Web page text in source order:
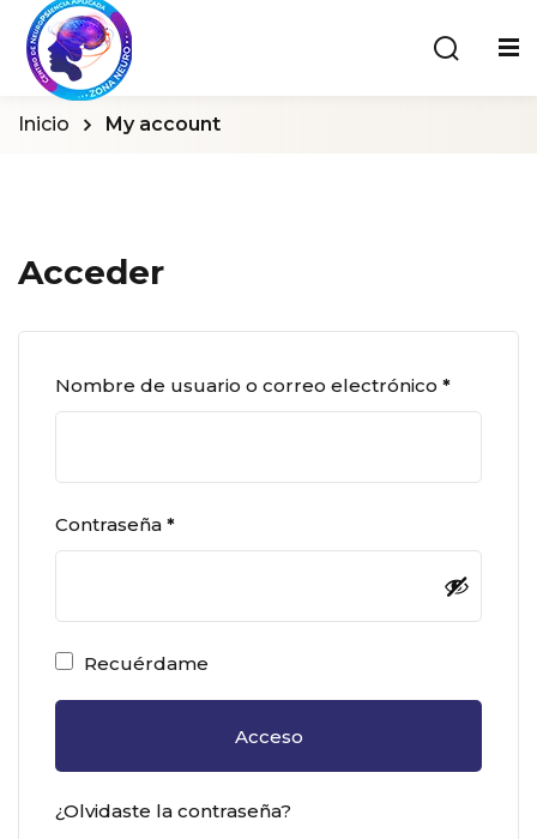
Inicio My account
Acceder
Nombre de usuario o correo electrónico *
Contraseña *
Recuérdame
Acceso
¿Olvidaste la contraseña?